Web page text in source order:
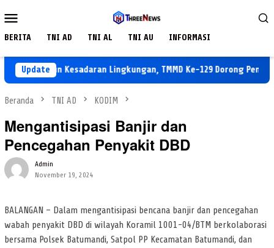
ke
Mobile
BERITA TNI AD TNI AL TNI AU INFORMASI
UpdateKesadaran Lingkungan, TMMD Ke-129 Dorong Penanaman
Beranda TNI AD KODIM
Mengantisipasi Banjir dan
Pencegahan Penyakit DBD
Admin
November 19, 2024
BALANGAN – Dalam mengantisipasi bencana banjir dan pencegahan
wabah penyakit DBD di wilayah Koramil 1001-04/BTM berkolaborasi
bersama Polsek Batumandi, Satpol PP Kecamatan Batumandi, dan